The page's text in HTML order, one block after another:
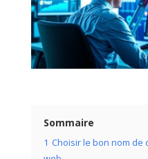
Sommaire
1 Choisir le bon nom de